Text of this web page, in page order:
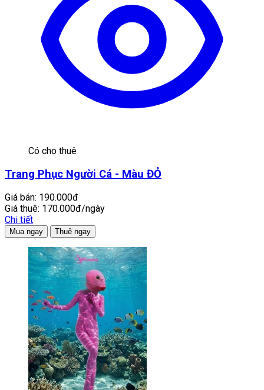
Có cho thuê
Trang Phục Người Cá - Màu ĐỎ
Giá bán: 190.000đ
Giá thuê: 170.000đ/ngày
Chi tiết
Mua ngay Thuê ngay